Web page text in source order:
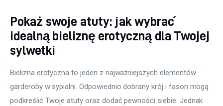
Pokaż swoje atuty: jak wybrać
idealną bieliznę erotyczną dla Twojej
sylwetki
Bielizna erotyczna to jeden z najważniejszych elementów
garderoby w sypialni. Odpowiednio dobrany krój i fason mogą
podkreślić Twoje atuty oraz dodać pewności siebie. Jednak